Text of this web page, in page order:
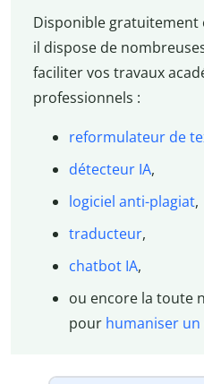
Disponible gratuitement
il dispose de
faciliter vos travaux
professionnels :
reformulateur de
détecteur IA,
logiciel anti-plagiat,
traducteur,
chatbot IA,
ou encore la toute
pour humaniser